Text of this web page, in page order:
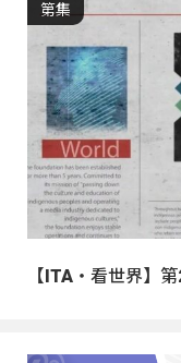
第集
【ITA・看世界】